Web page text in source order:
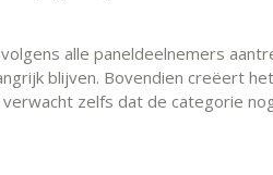
alle paneldeelnemers
blijven. Bovendien creëert het
zelfs dat de categorie